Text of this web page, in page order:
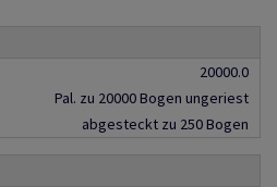
20000.0
Pal. zu 20000 Bogen ungeriest
abgesteckt zu 250 Bogen